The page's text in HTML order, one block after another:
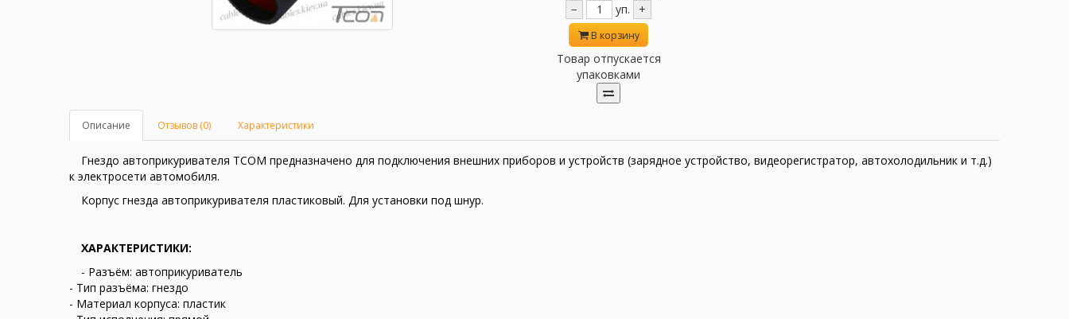
−
уп. +
В корзину
Товар отпускается
упаковками
Описание Отзывов (0) Характеристики
Гнездо автоприкуривателя TCOM предназначено для подключения внешних приборов и устройств (зарядное устройство, видеорегистратор, автохолодильник и т.д.)
к электросети автомобиля.
Корпус гнезда автоприкуривателя пластиковый. Для установки под шнур.
ХАРАКТЕРИСТИКИ:
- Разъём: автоприкуриватель
- Тип разъёма: гнездо
- Материал корпуса: пластик